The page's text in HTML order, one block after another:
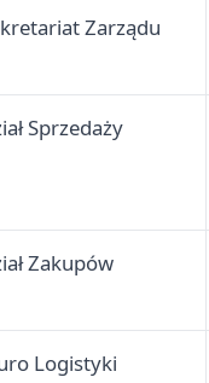
Zarządu
Sprzedaży
Zakupów
Logistyki